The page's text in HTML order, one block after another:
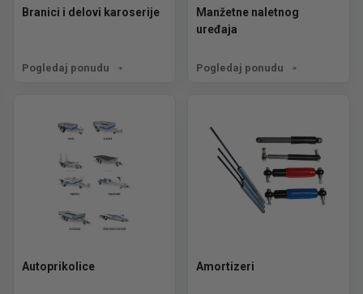
Branici i delovi karoserije
Pogledaj ponudu
Manžetne naletnog
uređaja
Pogledaj ponudu
Autoprikolice Amortizeri